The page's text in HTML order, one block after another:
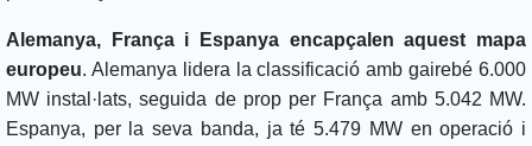
Alemanya, França i Espanya encapçalen aquest mapa
europeu. Alemanya lidera la classificació amb gairebé 6.000
MW instal·lats, seguida de prop per França amb 5.042 MW.
Espanya, per la seva banda, ja té 5.479 MW en operació i